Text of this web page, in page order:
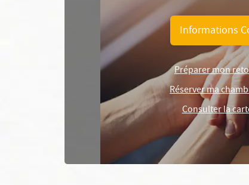
Informations
Préparer mon
Réserver ma
Consulter la